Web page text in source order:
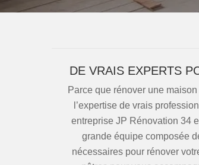
DE VRAIS EXPERTS
Parce que rénover une
l’expertise de vrais
entreprise JP Rénovation 34
grande équipe composée
nécessaires pour rénover